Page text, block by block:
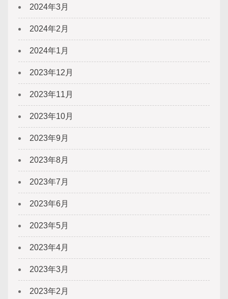
2024年3月
2024年2月
2024年1月
2023年12月
2023年11月
2023年10月
2023年9月
2023年8月
2023年7月
2023年6月
2023年5月
2023年4月
2023年3月
2023年2月